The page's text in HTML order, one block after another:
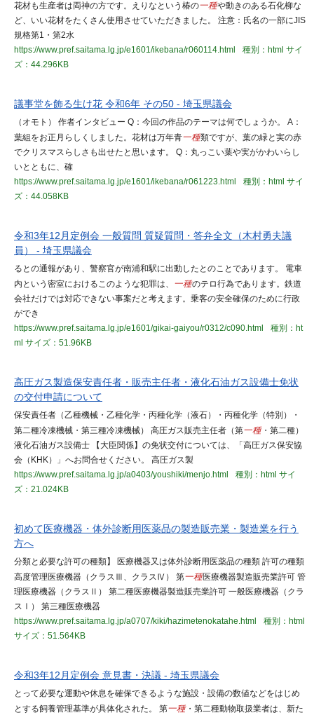
花材も生産者は両神の方です。えりなという椿の一種や動きのある石化柳な
ど、いい花材をたくさん使用させていただきました。 注意：氏名の一部にJIS
規格第1・第2水
https://www.pref.saitama.lg.jp/e1601/ikebana/r060114.html
種別：html サイ
ズ：44.296KB
議事堂を飾る生け花 令和6年 その50 - 埼玉県議会
（オモト） 作者インタビュー Q：今回の作品のテーマは何でしょうか。 A：
葉組をお正月らしくしました。花材は万年青一種類ですが、葉の緑と実の赤
でクリスマスらしさも出せたと思います。 Q：丸っこい葉や実がかわいらし
いとともに、確
https://www.pref.saitama.lg.jp/e1601/ikebana/r061223.html
種別：html サイ
ズ：44.058KB
令和3年12月定例会 一般質問 質疑質問・答弁全文（木村勇夫議
員） - 埼玉県議会
るとの通報があり、警察官が南浦和駅に出動したとのことであります。 電車
内という密室におけるこのような犯罪は、 一種のテロ行為であります。鉄道
会社だけでは対応できない事案だと考えます。乗客の安全確保のために行政
ができ
https://www.pref.saitama.lg.jp/e1601/gikai-gaiyou/r0312/c090.html
種別：ht
ml サイズ：51.96KB
高圧ガス製造保安責任者・販売主任者・液化石油ガス設備士免状
の交付申請について
保安責任者（乙種機械・乙種化学・丙種化学（液石）・丙種化学（特別）・
第二種冷凍機械・第三種冷凍機械） 高圧ガス販売主任者（第一種・第二種）
液化石油ガス設備士 【大臣関係】の免状交付については、「高圧ガス保安協
会（KHK）」へお問合せください。 高圧ガス製
https://www.pref.saitama.lg.jp/a0403/youshiki/menjo.html
種別：html サイ
ズ：21.024KB
初めて医療機器・体外診断用医薬品の製造販売業・製造業を行う
方へ
分類と必要な許可の種類】 医療機器又は体外診断用医薬品の種類 許可の種類
高度管理医療機器（クラスⅢ、クラスⅣ） 第一種医療機器製造販売業許可 管
理医療機器（クラスⅡ） 第二種医療機器製造販売業許可 一般医療機器（クラ
スⅠ） 第三種医療機器
https://www.pref.saitama.lg.jp/a0707/kiki/hazimetenokatahe.html
種別：html
サイズ：51.564KB
令和3年12月定例会 意見書・決議 - 埼玉県議会
とって必要な運動や休息を確保できるような施設・設備の数値などをはじめ
とする飼養管理基準が具体化された。 第一種・第二種動物取扱業者は、新た